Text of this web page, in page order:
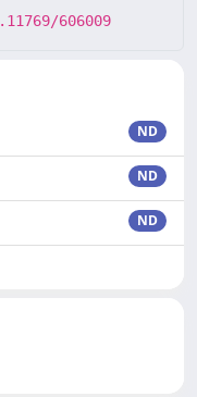
606009
ND
ND
ND